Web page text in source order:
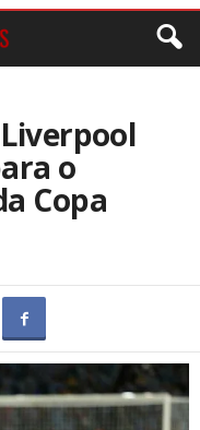
o
Copa